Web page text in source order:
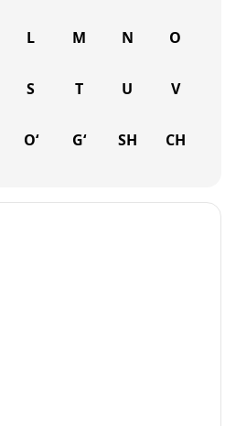
L M N O
S T U V
O‘ G‘ SH CH